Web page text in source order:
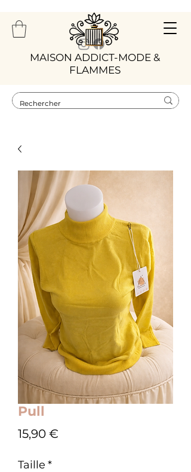
​MAISON ADDICT-MODE &
FLAMMES
Pull
15,90 €
Taille *